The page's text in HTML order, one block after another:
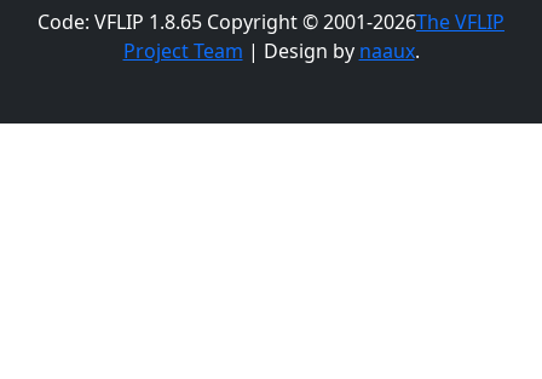
Code: VFLIP 1.8.65 Copyright © 2001-2026The VFLIP
Project Team | Design by naaux.